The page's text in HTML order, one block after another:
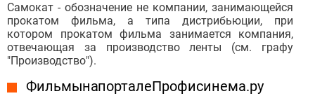
Самокат - обозначение не компании, занимающейся
прокатом фильма, а типа дистрибьюции, при
котором прокатом фильма занимается компания,
отвечающая за производство ленты (см. графу
"Производство").
Фильмы на портале Профисинема.ру